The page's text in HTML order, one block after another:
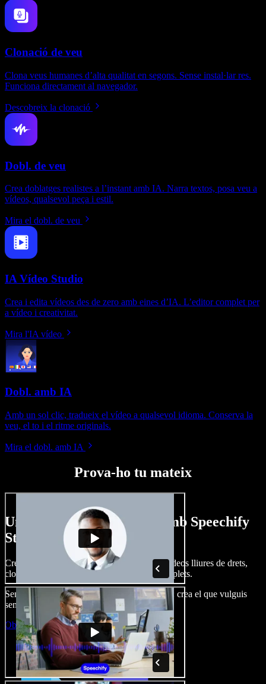
Clonació de veu
Clona veus humanes d’alta qualitat en segons. Sense instal·lar res.
Funciona directament al navegador.
Descobreix la clonació
Dobl. de veu
Crea doblatges realistes a l’instant amb IA. Narra textos, posa veu a
vídeos, qualsevol peça i estil.
Mira el dobl. de veu
IA Vídeo Studio
Crea i edita vídeos des de zero amb eines d’IA. L’editor complet per
a vídeo i creativitat.
Mira l'IA vídeo
Dobl. amb IA
Amb un sol clic, tradueix el vídeo a qualsevol idioma. Conserva la
veu, el to i el ritme originals.
Mira el dobl. amb IA
Prova-ho tu mateix
Un tastet del que pots fer amb Speechify
Studio.
Crea dobl. de veu, afegeix imatges, àudio, vídeos lliures de drets,
clona veus i munta projectes multimèdia complets.
Sense corba d’aprenentatge, tot al navegador: crea el que vulguis
sense els límits de sempre.
Obre l'Studio